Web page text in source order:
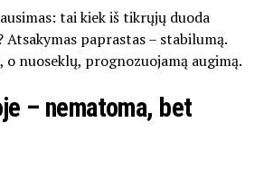
tai kiek iš tikrųjų duoda
paprastas – stabilumą.
nuoseklų, prognozuojamą augimą.
– nematoma, bet